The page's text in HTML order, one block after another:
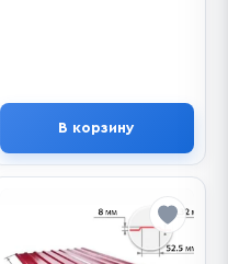
В корзину